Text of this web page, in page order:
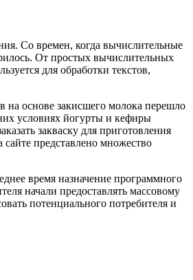
Со времен, когда вычислительные
От простых вычислительных
для обработки текстов,
на основе закисшего молока перешло
условиях йогурты и кефиры
закваску для приготовления
представлено множество
время назначение программного
начали предоставлять массовому
потенциального потребителя и